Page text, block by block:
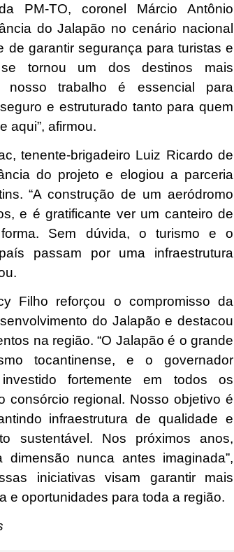
PM-TO, coronel Márcio Antônio
do Jalapão no cenário nacional
de garantir segurança para turistas e
se tornou um dos destinos mais
trabalho é essencial para
e estruturado tanto para quem
aqui”, afirmou.
tenente-brigadeiro Luiz Ricardo de
do projeto e elogiou a parceria
“A construção de um aeródromo
e é gratificante ver um canteiro de
Sem dúvida, o turismo e o
passam por uma infraestrutura
Filho reforçou o compromisso da
do Jalapão e destacou
na região. “O Jalapão é o grande
tocantinense, e o governador
fortemente em todos os
consórcio regional. Nosso objetivo é
infraestrutura de qualidade e
sustentável. Nos próximos anos,
nunca antes imaginada”,
iniciativas visam garantir mais
e oportunidades para toda a região.